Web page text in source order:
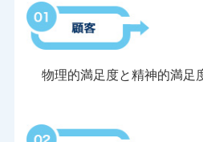
物理的満足度と精神的満足